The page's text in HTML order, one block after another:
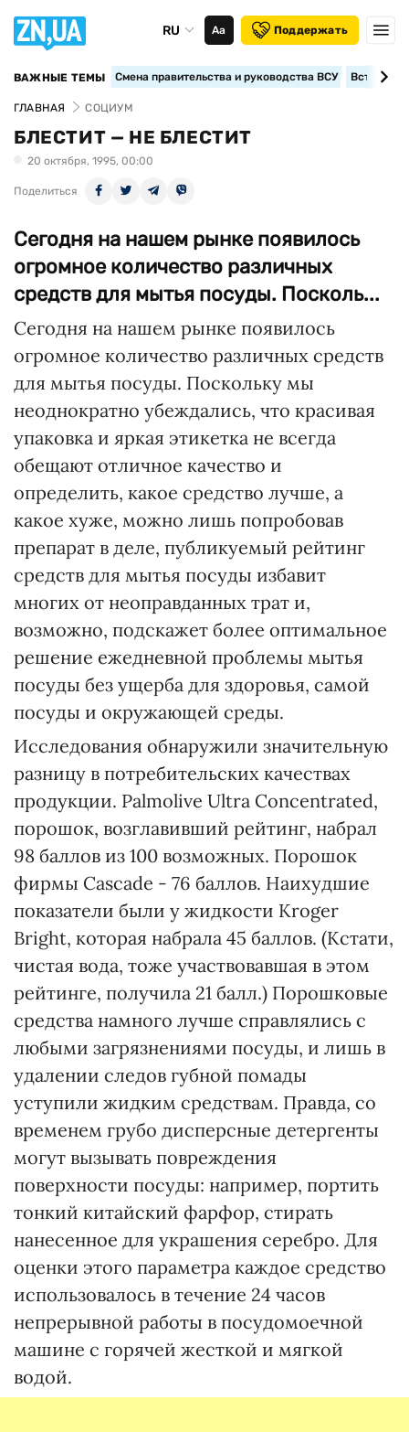
RU Аа Поддержать
ВАЖНЫЕ ТЕМЫ Смена правительства и руководства ВСУ
ГЛАВНАЯ СОЦИУМ
БЛЕСТИТ — НЕ БЛЕСТИТ
20 октября, 1995, 00:00
Поделиться
Сегодня на нашем рынке появилось
огромное количество различных
средств для мытья посуды. Посколь...
Сегодня на нашем рынке появилось
огромное количество различных средств
для мытья посуды. Поскольку мы
неоднократно убеждались, что красивая
упаковка и яркая этикетка не всегда
обещают отличное качество и
определить, какое средство лучше, а
какое хуже, можно лишь попробовав
препарат в деле, публикуемый рейтинг
средств для мытья посуды избавит
многих от неоправданных трат и,
возможно, подскажет более оптимальное
решение ежедневной проблемы мытья
посуды без ущерба для здоровья, самой
посуды и окружающей среды.
Исследования обнаружили значительную
разницу в потребительских качествах
продукции. Palmolive Ultra Concentrated,
порошок, возглавивший рейтинг, набрал
98 баллов из 100 возможных. Порошок
фирмы Cascade - 76 баллов. Наихудшие
показатели были у жидкости Kroger
Bright, которая набрала 45 баллов. (Кстати,
чистая вода, тоже участвовавшая в этом
рейтинге, получила 21 балл.) Порошковые
средства намного лучше справлялись с
любыми загрязнениями посуды, и лишь в
удалении следов губной помады
уступили жидким средствам. Правда, со
временем грубо дисперсные детергенты
могут вызывать повреждения
поверхности посуды: например, портить
тонкий китайский фарфор, стирать
нанесенное для украшения серебро. Для
оценки этого параметра каждое средство
использовалось в течение 24 часов
непрерывной работы в посудомоечной
машине с горячей жесткой и мягкой
водой.